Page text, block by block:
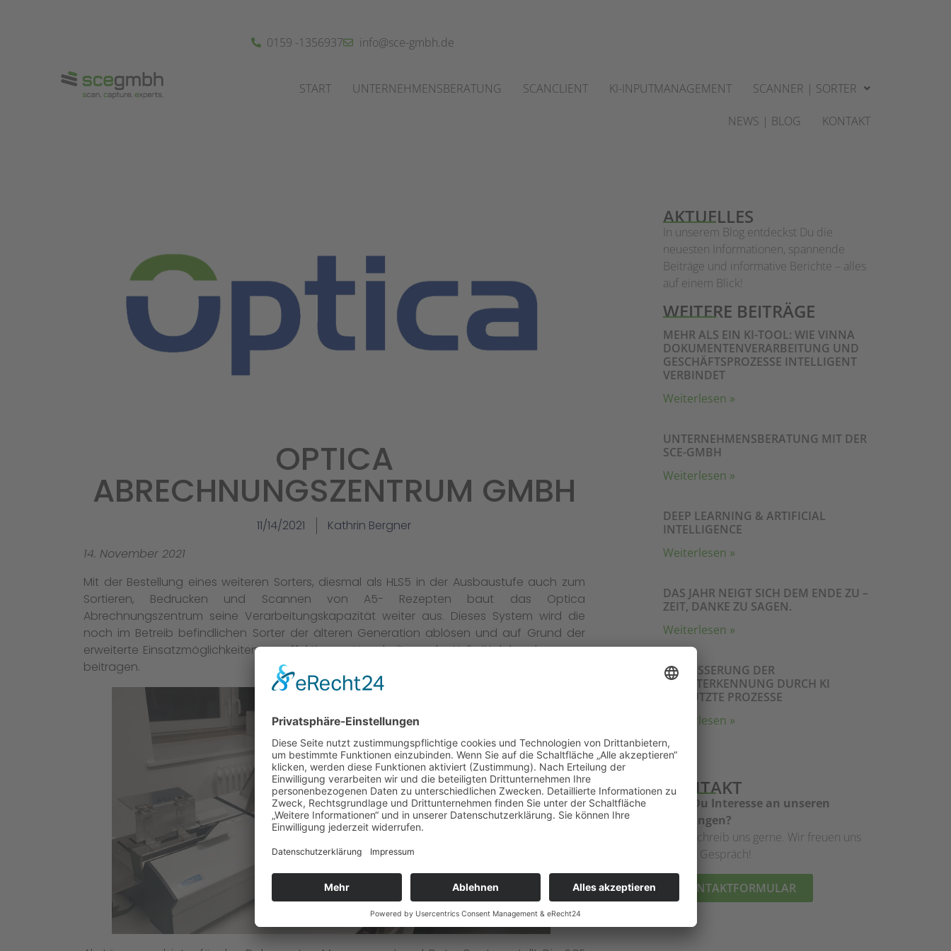
0159 -1356937 info@sce-gmbh.de
START UNTERNEHMENSBERATUNG SCANCLIENT KI-INPUTMANAGEMENT SCANNER | SORTER
NEWS | BLOG KONTAKT
OPTICA
ABRECHNUNGSZENTRUM GMBH
11/14/2021
Kathrin Bergner
14. November 2021
Mit der Bestellung eines weiteren Sorters, diesmal als HLS5 in der Ausbaustufe auch zum
Sortieren, Bedrucken und Scannen von A5- Rezepten baut das Optica
Abrechnungszentrum seine Verarbeitungskapazität weiter aus. Dieses System wird die
noch im Betreib befindlichen Sorter der älteren Generation ablösen und auf Grund der
erweiterte Einsatzmöglichkeiten zur effektiveren Verarbeitung der Heilmittelabrechnungen
beitragen.
AKTUELLES
In unserem Blog entdeckst Du die
neuesten Informationen, spannende
Beiträge und informative Berichte – alles
auf einem Blick!
WEITERE BEITRÄGE
MEHR ALS EIN KI-TOOL: WIE VINNA
DOKUMENTENVERARBEITUNG UND
GESCHÄFTSPROZESSE INTELLIGENT
VERBINDET
Weiterlesen »
UNTERNEHMENSBERATUNG MIT DER
SCE-GMBH
Weiterlesen »
DEEP LEARNING & ARTIFICIAL
INTELLIGENCE
Weiterlesen »
DAS JAHR NEIGT SICH DEM ENDE ZU –
ZEIT, DANKE ZU SAGEN.
Weiterlesen »
VERBESSERUNG DER
REZEPTERKENNUNG DURCH KI
GESTÜTZTE PROZESSE
Weiterlesen »
KONTAKT
Hast Du Interesse an unseren
Leistungen?
Dann schreib uns gerne. Wir freuen uns
auf ein Gespräch!
KONTAKTFORMULAR